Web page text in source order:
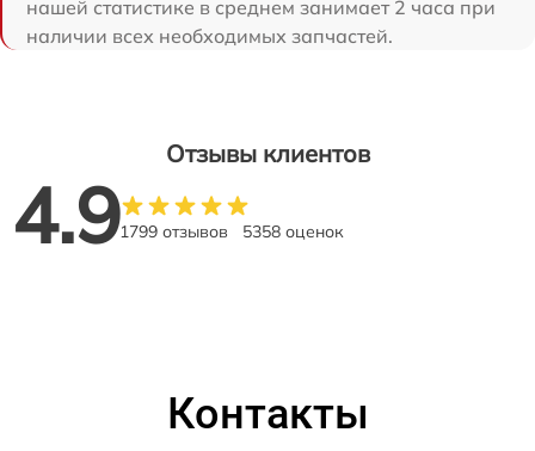
нашей статистике в среднем занимает 2 часа при
наличии всех необходимых запчастей.
Отзывы клиентов
4.91799 отзывов 5358 оценок
Контакты